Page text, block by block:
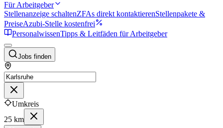
Für Arbeitgeber
Stellenanzeige schaltenZFAs direkt kontaktierenStellenpakete &
PreiseAzubi-Stelle kostenfrei
PersonalwissenTipps & Leitfäden für Arbeitgeber
Jobs finden
Umkreis
25 km